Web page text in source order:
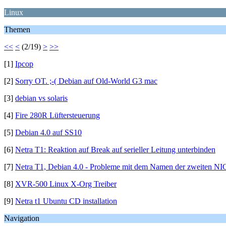
Linux
Themen
<< < (2/19) > >>
[1] Ipcop
[2] Sorry OT. ;-( Debian auf Old-World G3 mac
[3] debian vs solaris
[4] Fire 280R Lüftersteuerung
[5] Debian 4.0 auf SS10
[6] Netra T1: Reaktion auf Break auf serieller Leitung unterbinden
[7] Netra T1, Debian 4.0 - Probleme mit dem Namen der zweiten
[8] XVR-500 Linux X-Org Treiber
[9] Netra t1 Ubuntu CD installation
Navigation